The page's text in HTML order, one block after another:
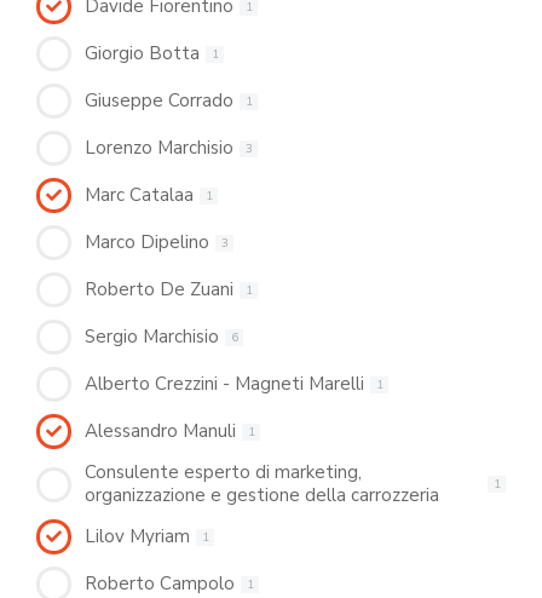
Davide Fiorentino 1
Giorgio Botta 1
Giuseppe Corrado 1
Lorenzo Marchisio 3
Marc Catalaa 1
Marco Dipelino 3
Roberto De Zuani 1
Sergio Marchisio 6
Alberto Crezzini - Magneti Marelli 1
Alessandro Manuli 1
Consulente esperto di marketing,
organizzazione e gestione della carrozzeria
1
Lilov Myriam 1
Roberto Campolo 1